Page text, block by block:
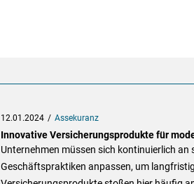
12.01.2024 Assekuranz
Innovative Versicherungsprodukte für
Unternehmen müssen sich kontinuierlich an
Geschäftspraktiken anpassen, um